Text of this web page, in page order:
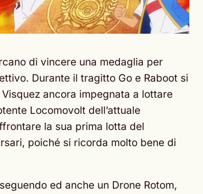
di vincere una medaglia per
Durante il tragitto Go e Raboot si
ancora impegnata a lottare
Locomovolt dell’attuale
la sua prima lotta del
poiché si ricorda molto bene di
ed anche un Drone Rotom,